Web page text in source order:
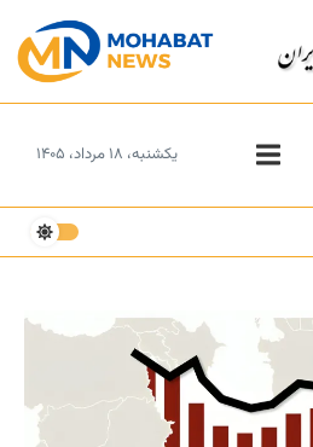
یکشنبه، ۱۸ مرداد، ۱۴۰۵